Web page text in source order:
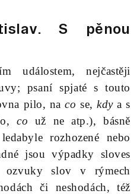
S pěnou
událostem, nejčastěji
psaní spjaté s touto
pilo, naco se,kdya s
co už ne atp.), básně
rozhozené nebo
jsou výpadky sloves
ozvuky slov v rýmech
či neshodách, též